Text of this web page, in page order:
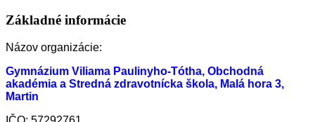
Základné informácie
Názov organizácie:
Gymnázium Viliama Paulinyho-Tótha, Obchodná
akadémia a Stredná zdravotnícka škola, Malá hora 3,
Martin